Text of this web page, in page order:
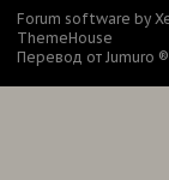
Forum software by
ThemeHouse
Перевод от Jumuro ®